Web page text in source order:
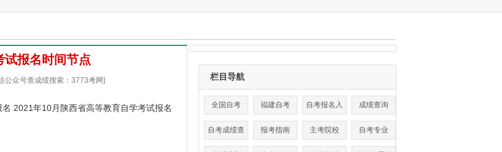
试报名时间节点
公众号查成绩搜索：3773考网]
2021年10月陕西省高等教育自学考试报名
栏目导航
全国自考 福建自考 自考报名入
口
成绩查询
自考成绩查
询
报考指南 主考院校 自考专业